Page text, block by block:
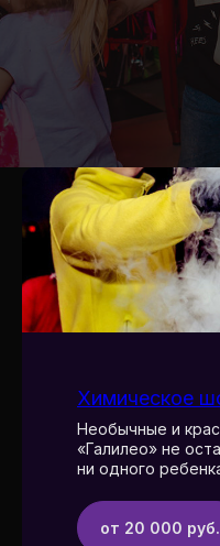
Химическое
Необычные и
«Галилео» не
ни одного
от 20 000 руб.